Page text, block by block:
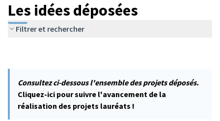
Les idées déposées
Filtrer et rechercher
Consultez ci-dessous l'ensemble des projets déposés.
Cliquez-ici pour suivre l'avancement de la
réalisation des projets lauréats !